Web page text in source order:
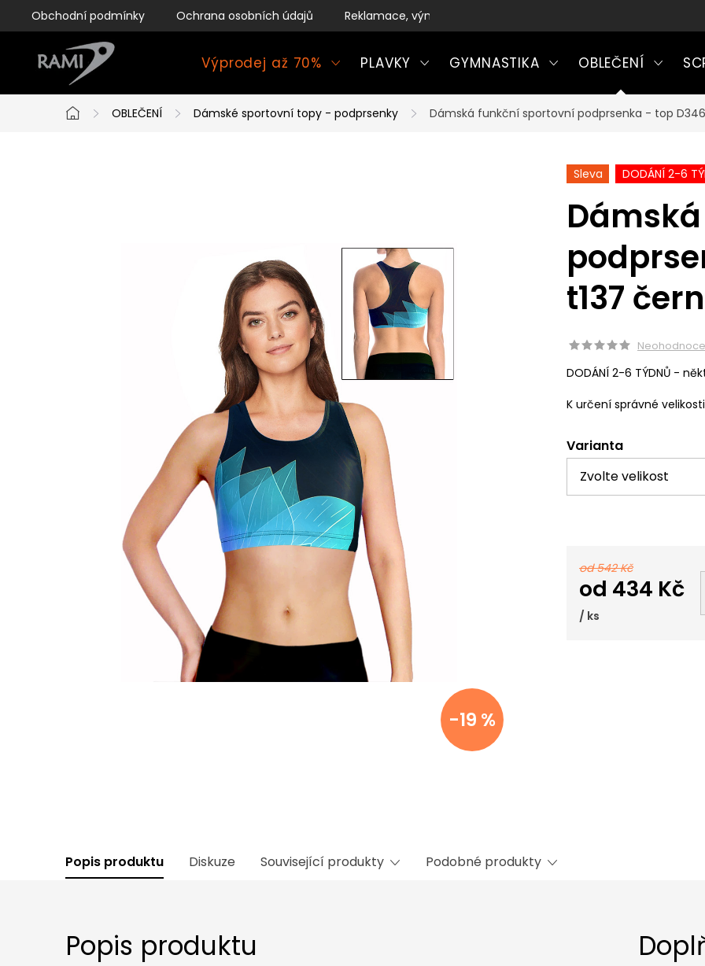
na
Obchodní podmínky Ochrana osobních údajů Reklamace, výměny a vrácení zboží
Výprodej až 70% PLAVKY GYMNASTIKA OBLEČENÍ
Domů
OBLEČENÍ Dámské sportovní topy - podprsenky Dámská funkční sportovní podprsenka - top
-19 %
Sleva DODÁNÍ 2-6
t137
DODÁNÍ 2-6 TÝDNŮ -
K určení správné
Varianta
od 542 Kč
od 434 Kč
/ ks
Popis produktu Diskuze Související produkty Podobné produkty
Popis produktu